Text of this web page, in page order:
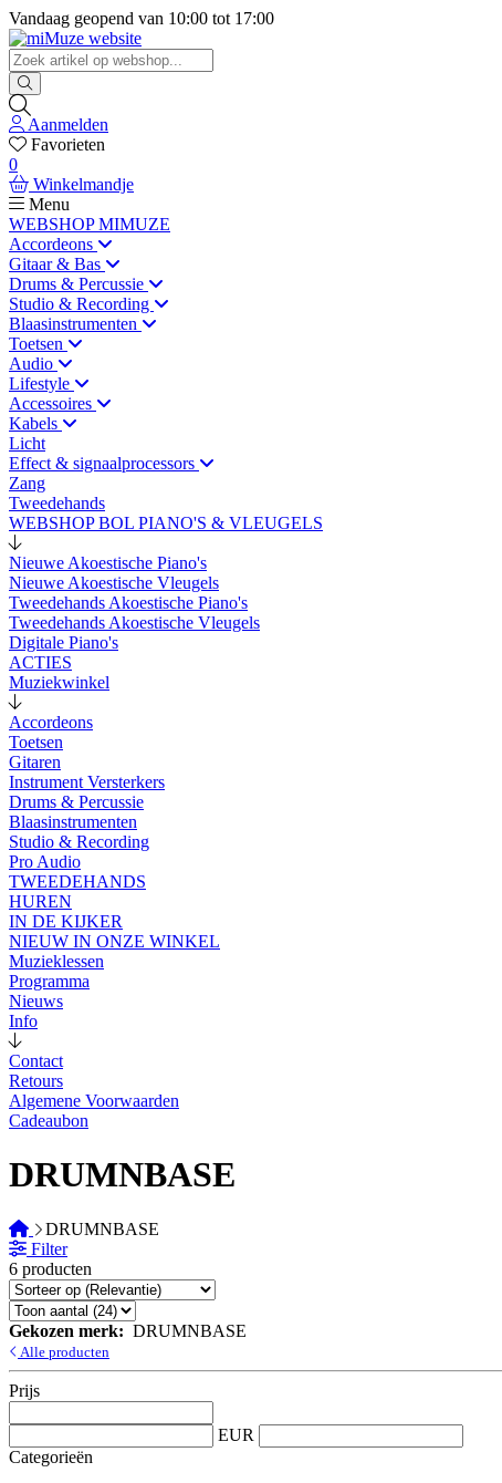
Vandaag geopend van 10:00 tot 17:00
Aanmelden
Favorieten
0
Winkelmandje
Menu
WEBSHOP MIMUZE
Accordeons
Gitaar & Bas
Drums & Percussie
Studio & Recording
Blaasinstrumenten
Toetsen
Audio
Lifestyle
Accessoires
Kabels
Licht
Effect & signaalprocessors
Zang
Tweedehands
WEBSHOP BOL PIANO'S & VLEUGELS
Nieuwe Akoestische Piano's
Nieuwe Akoestische Vleugels
Tweedehands Akoestische Piano's
Tweedehands Akoestische Vleugels
Digitale Piano's
ACTIES
Muziekwinkel
Accordeons
Toetsen
Gitaren
Instrument Versterkers
Drums & Percussie
Blaasinstrumenten
Studio & Recording
Pro Audio
TWEEDEHANDS
HUREN
IN DE KIJKER
NIEUW IN ONZE WINKEL
Muzieklessen
Programma
Nieuws
Info
Contact
Retours
Algemene Voorwaarden
Cadeaubon
DRUMNBASE
DRUMNBASE
Filter
6 producten
Gekozen merk: DRUMNBASE
Alle producten
Prijs
EUR
Categorieën